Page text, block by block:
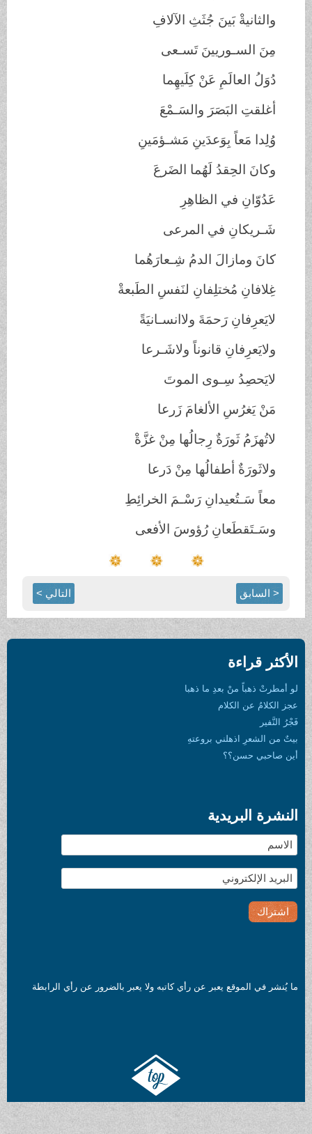
والثانيةْ بَينَ جُثَثِ الآلافِ
مِنَ السـوريينَ تَسـعى
دُوَلُ العالَمِ عَنْ كِلَيهِما
أغلقتِ البَصَرَ والسَـمْعَ
وُلِدا مَعاً بِوَعدَينِ مَشـؤمَينِ
وكانَ الحِقدُ لَهُما الضَرعَ
عَدُوّانِ في الظاهِرِ
شَـريكانِ في المرعى
كانَ ومازالَ الدمُ شِـعارَهُما
غِلافانِ مُختلِفانِ لنَفسِ الطَبعةْ
لايَعرِفانِ رَحمَةَ ولاانسـانيَةً
ولايَعرِفانِ قانوناً ولاشَـرعا
لايَحصِدُ سِـوى الموتَ
مَنْ يَغرُسِ الألغامَ زَرعا
لاتُهزَمُ ثَورَةٌ رِجالُها مِنْ غزَّةْ
ولاثَورَةٌ أطفالُها مِنْ دَرعا
معاً سَـتُعيدانِ رَسْـمَ الخرائِطِ
وسَـتَقطَعانِ رُؤوسَ الأفعى
< السابق التالي >
الأكثر قراءة
لو أمطرتْ ذهباً منْ بعدِ ما ذهبا
عجز الكلامُ عن الكلام
فَجْرُ النَّفير
بيتٌ من الشعرِ اذهلني بروعتهِ
أين صاحبي حسن؟؟
النشرة البريدية
ما يُنشر في الموقع يعبر عن رأي كاتبه ولا يعبر بالضرور عن رأي الرابطة